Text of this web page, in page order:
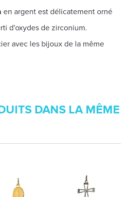
en argent est délicatement orné
d'oxydes de zirconium.
avec les bijoux de la même
DANS LA MÊME